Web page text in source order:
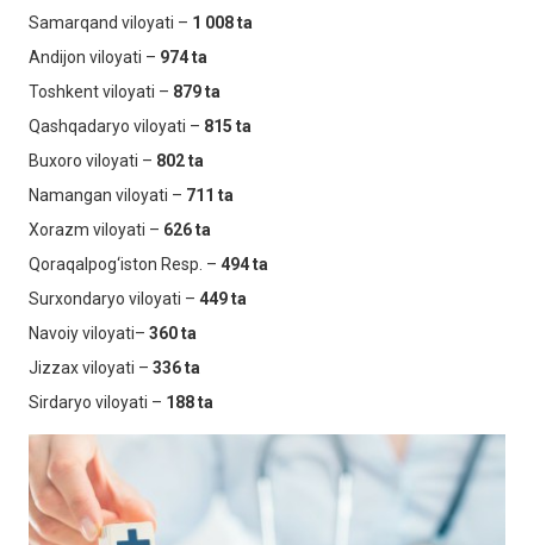
Samarqand viloyati – 1 008ta
Andijon viloyati – 974 ta
Toshkent viloyati – 879 ta
Qashqadaryo viloyati – 815 ta
Buxoro viloyati – 802ta
Namangan viloyati – 711 ta
Xorazm viloyati – 626 ta
Qoraqalpog‘iston Resp. – 494 ta
Surxondaryo viloyati – 449 ta
Navoiy viloyati– 360 ta
Jizzax viloyati – 336 ta
Sirdaryo viloyati – 188 ta